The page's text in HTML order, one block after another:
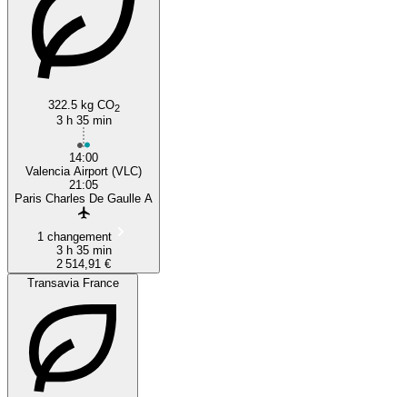
322.5 kg CO2
3 h 35 min
14:00
Valencia Airport (VLC)
21:05
Paris Charles De Gaulle A
1 changement
3 h 35 min
2 514,91 €
Transavia France